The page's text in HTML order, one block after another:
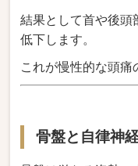
結果として首や後頭
低下します。
これが慢性的な頭痛
骨盤と自律神